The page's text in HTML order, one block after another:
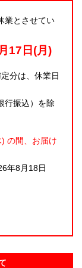
業とさせてい
17日(月)
分は、休業日
行振込）を除
の間、お届け
年8月18日